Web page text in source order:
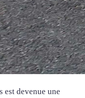
est devenue une